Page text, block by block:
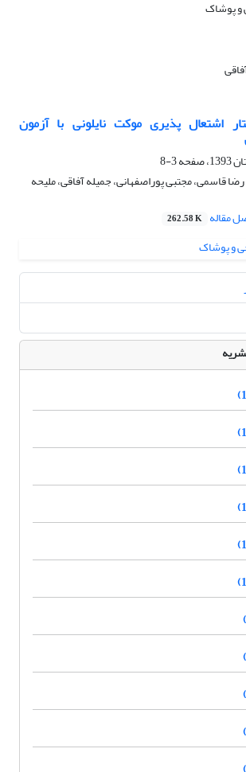
اشتعال پذیری موکت نایلونی با آزمون
3-8
قاسمی، مجتبی پوراصفهانی، جمیله آفاقی، ملیحه
مقاله 262.58 K